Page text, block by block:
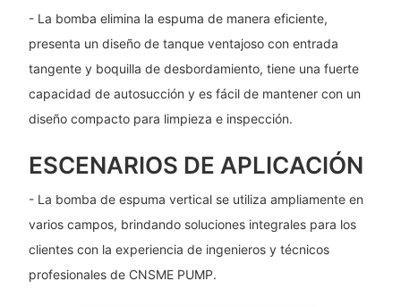
- La bomba elimina la espuma de manera eficiente,
presenta un diseño de tanque ventajoso con entrada
tangente y boquilla de desbordamiento, tiene una fuerte
capacidad de autosucción y es fácil de mantener con un
diseño compacto para limpieza e inspección.
ESCENARIOS DE APLICACIÓN
- La bomba de espuma vertical se utiliza ampliamente en
varios campos, brindando soluciones integrales para los
clientes con la experiencia de ingenieros y técnicos
profesionales de CNSME PUMP.